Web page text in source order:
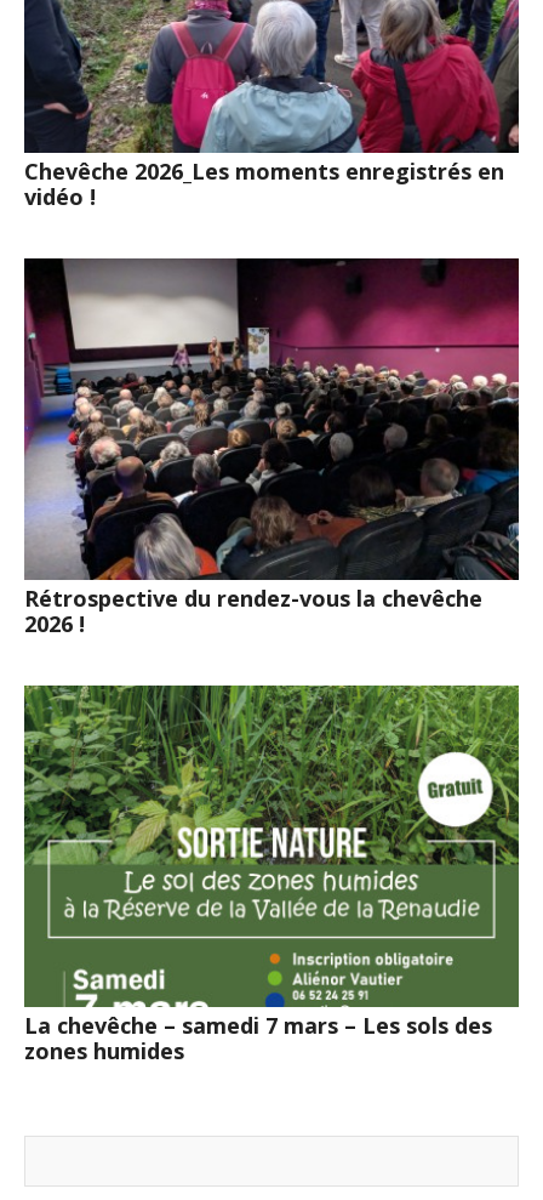
Chevêche 2026_Les moments enregistrés en
vidéo !
Rétrospective du rendez-vous la chevêche
2026 !
La chevêche – samedi 7 mars – Les sols des
zones humides